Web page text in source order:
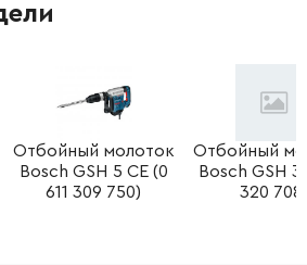
Отбойный молоток
Bosch GSH 5 CE (0
611 309 750)
Отбойный
Bosch GSH 3
320 708)